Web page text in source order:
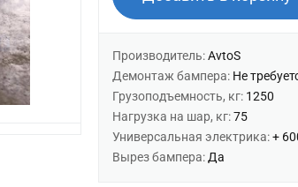
Производитель:AvtoS
Демонтаж бампера: Не
Грузоподъемность, кг: 1250
Нагрузка на шар, кг:75
Универсальная электрика:+
Вырез бампера: Да